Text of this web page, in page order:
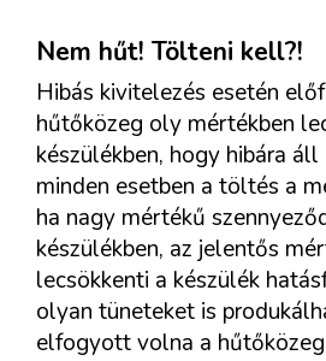
Nem hűt! Tölteni kell?!
Hibás kivitelezés esetén
hűtőközeg oly mértékben
készülékben, hogy hibára
minden esetben a töltés a
ha nagy mértékű
készülékben, az jelentős
lecsökkenti a készülék
olyan tüneteket is
elfogyott volna a